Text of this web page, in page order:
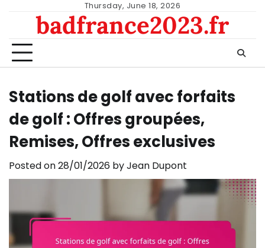
Thursday, June 18, 2026
badfrance2023.fr
Stations de golf avec forfaits
de golf : Offres groupées,
Remises, Offres exclusives
Posted on28/01/2026 byJean Dupont